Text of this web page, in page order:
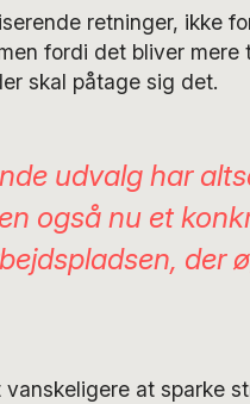
retninger, ikke
fordi det bliver mere
skal påtage sig det.
udvalg har
også nu et
der
at sparke